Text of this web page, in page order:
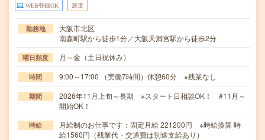
WEB登録OK 派遣
勤務地
大阪市北区
南森町駅から徒歩1分／大阪天満宮駅から徒歩2分
曜日頻度 月～金（土日祝休み）
時間 9:00～17:00 （実働7時間）休憩60分 ※残業なし
期間
2026年11月上旬～長期 ※スタート日相談OK！ #11月～
開始OK！
時給
月給制のお仕事です：固定月給 221200円 ※時給換算 時
給1560円（残業代・交通費は別途支給あり）